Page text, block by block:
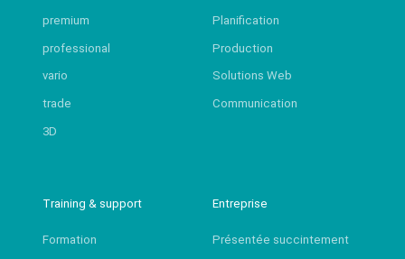
premium
professional
vario
trade
3D
Planification
Production
Solutions Web
Communication
Training & support
Formation
Entreprise
Présentée succintement